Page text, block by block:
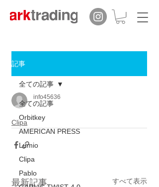
記事
全ての記事
Orbitkey
AMERICAN PRESS
Lumio
Clipa
Pablo
全ての記事
info45636
Clipa
最新記事 すべて表示